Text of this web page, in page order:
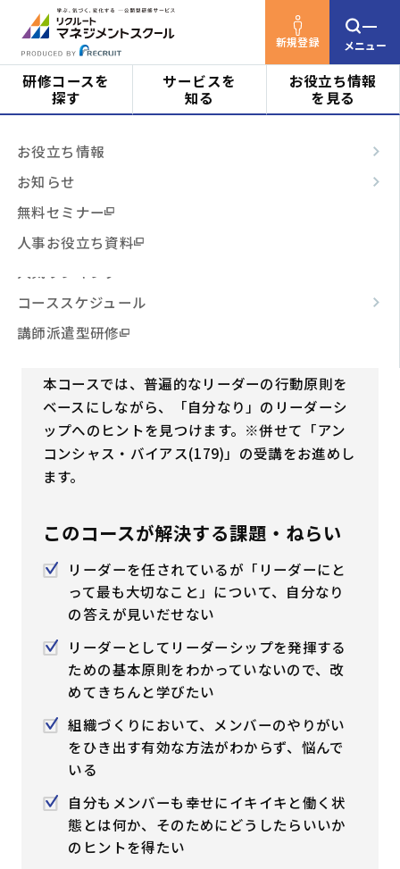
新規登録 メニュー
階層・役割
その他 からコースを探す
はじめての方へ
サービスの特長
お役立ち情報 お知らせ よくあるご質問
お問い合わせ 資料請求
開催間近 満席間近
管理者ログイン
研修コースを
探す
対象者
ビジネススキル
テーマ別
3時間コース
人気ランキング
コーススケジュール
講師派遣型研修
サービスを
知る
はじめての方へ
サービスの特長
ご利用の流れ
よくあるご質問
お役立ち情報
を見る
お役立ち情報
お知らせ
無料セミナー
人事お役立ち資料
リクルートマネジメントスクールTOP
信頼で導くリーダーシップ
(180)
人や組織を導き、成果を生み出す
対象者
中堅社員
本コースでは、普遍的なリーダーの行動原則を
ベースにしながら、「自分なり」のリーダーシ
ップへのヒントを見つけます。※併せて「アン
コンシャス・バイアス(179)」の受講をお進めし
ます。
このコースが解決する課題・ねらい
リーダーを任されているが「リーダーにと
って最も大切なこと」について、自分なり
の答えが見いだせない
リーダーとしてリーダーシップを発揮する
ための基本原則をわかっていないので、改
めてきちんと学びたい
組織づくりにおいて、メンバーのやりがい
をひき出す有効な方法がわからず、悩んで
いる
自分もメンバーも幸せにイキイキと働く状
態とは何か、そのためにどうしたらいいか
のヒントを得たい